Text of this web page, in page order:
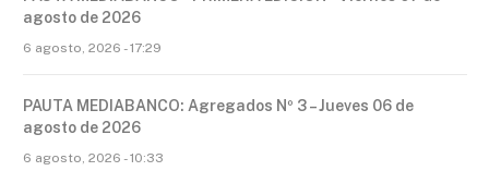
agosto de 2026
6 agosto, 2026 - 17:29
PAUTA MEDIABANCO: Agregados Nº 3 – Jueves 06 de
agosto de 2026
6 agosto, 2026 - 10:33